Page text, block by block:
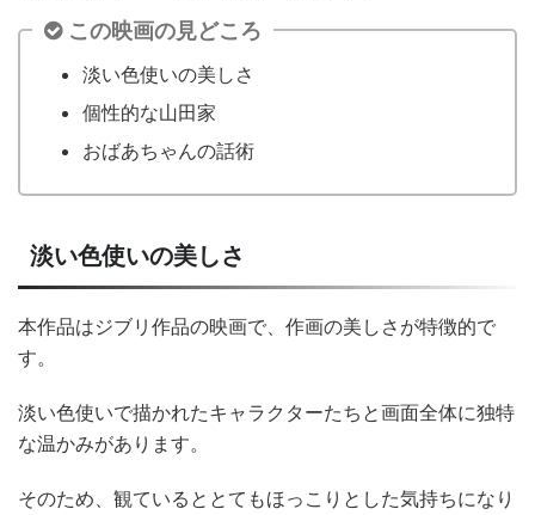
この映画の見どころ
淡い色使いの美しさ
個性的な山田家
おばあちゃんの話術
淡い色使いの美しさ
本作品はジブリ作品の映画で、作画の美しさが特徴的で
す。
淡い色使いで描かれたキャラクターたちと画面全体に独特
な温かみがあります。
そのため、観ているととてもほっこりとした気持ちになり